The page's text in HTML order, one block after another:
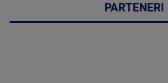
PARTENERI